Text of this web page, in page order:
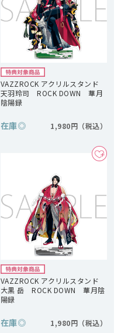
VAZZROCK アクリルスタンド
天羽玲司 ROCK DOWN 華月
陰陽録
在庫◎ 1,980円
VAZZROCK アクリルスタンド
大黒 岳 ROCK DOWN 華月陰
陽録
在庫◎ 1,980円